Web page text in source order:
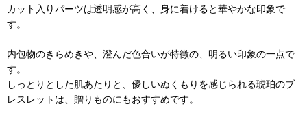
カット入りパーツは透明感が高く、身に着けると華やかな印象で
す。
内包物のきらめきや、澄んだ色合いが特徴の、明るい印象の一点で
す。
しっとりとした肌あたりと、優しいぬくもりを感じられる琥珀のブ
レスレットは、贈りものにもおすすめです。